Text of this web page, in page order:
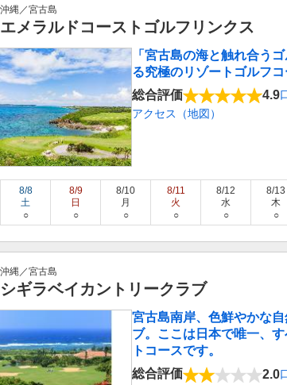
沖縄／宮古島
エメラルドコーストゴルフリンクス
「宮古島の海と触れ合う
る究極のリゾートゴルフコ
総合評価
4.9
アクセス（地図）
8/8
土
○
8/9
日
○
8/10
月
○
8/11
火
○
8/12
水
○
8/13
木
○
沖縄／宮古島
シギラベイカントリークラブ
宮古島南岸、色鮮やかな
ブ。ここは日本で唯一、
トコースです。
総合評価
2.0